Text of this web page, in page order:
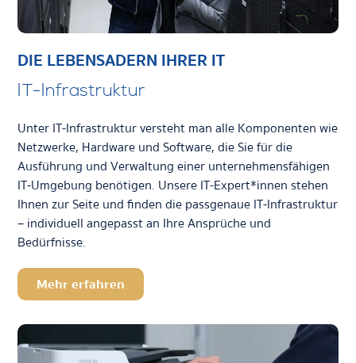
DIE LEBENSADERN IHRER IT
IT-Infrastruktur
Unter IT-Infrastruktur versteht man alle Komponenten wie
Netzwerke, Hardware und Software, die Sie für die
Ausführung und Verwaltung einer unternehmensfähigen
IT-Umgebung benötigen. Unsere IT-Expert*innen stehen
Ihnen zur Seite und finden die passgenaue IT-Infrastruktur
– individuell angepasst an Ihre Ansprüche und
Bedürfnisse.
Mehr erfahren